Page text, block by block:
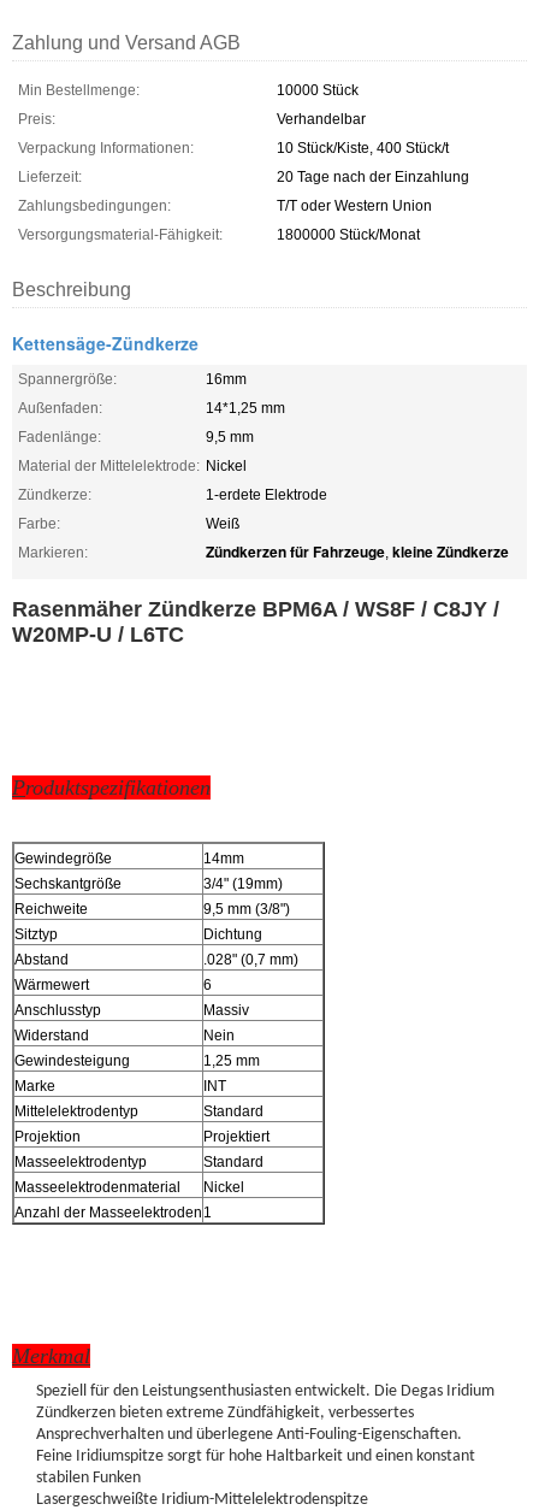
Zahlung und Versand AGB
Min Bestellmenge:
10000 Stück
Preis:
Verhandelbar
Verpackung Informationen:
10 Stück/Kiste, 400 Stück/t
Lieferzeit:
20 Tage nach der Einzahlung
Zahlungsbedingungen:
T/T oder Western Union
Versorgungsmaterial-Fähigkeit:
1800000 Stück/Monat
Beschreibung
Kettensäge-Zündkerze
Spannergröße:
16mm
Außenfaden:
14*1,25 mm
Fadenlänge:
9,5 mm
Material der Mittelelektrode: Nickel
Zündkerze:
1-erdete Elektrode
Farbe:
Weiß
Markieren:
Zündkerzen für Fahrzeuge, kleine Zündkerze
Rasenmäher Zündkerze BPM6A / WS8F / C8JY /
W20MP-U / L6TC
Produktspezifikationen
Gewindegröße
14mm
Sechskantgröße
3/4" (19mm)
Reichweite
9,5 mm (3/8")
Sitztyp
Dichtung
Abstand
.028" (0,7 mm)
Wärmewert
6
Anschlusstyp
Massiv
Widerstand
Nein
Gewindesteigung
1,25 mm
Marke
INT
Mittelelektrodentyp
Standard
Projektion
Projektiert
Masseelektrodentyp
Standard
Masseelektrodenmaterial
Nickel
Anzahl der Masseelektroden 1
Merkmal
Speziell für den Leistungsenthusiasten entwickelt. Die Degas Iridium
Zündkerzen bieten extreme Zündfähigkeit, verbessertes
Ansprechverhalten und überlegene Anti-Fouling-Eigenschaften.
Feine Iridiumspitze sorgt für hohe Haltbarkeit und einen konstant
stabilen Funken
Lasergeschweißte Iridium-Mittelelektrodenspitze